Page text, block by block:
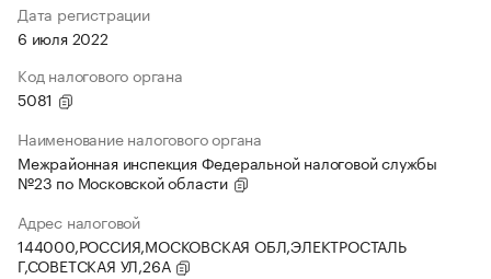
Дата регистрации
6 июля 2022
Код налогового органа
5081
Наименование налогового органа
Межрайонная инспекция Федеральной налоговой службы
№23 по Московской области
Адрес налоговой
144000,РОССИЯ,МОСКОВСКАЯ ОБЛ,ЭЛЕКТРОСТАЛЬ
Г,СОВЕТСКАЯ УЛ,26А